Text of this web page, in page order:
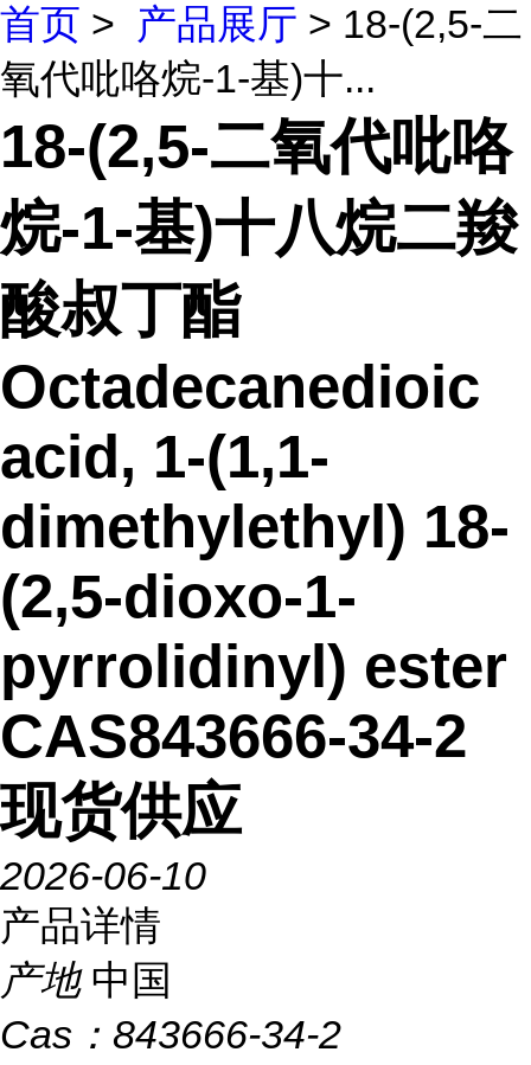
首页 > 产品展厅 > 18-(2,5-二
氧代吡咯烷-1-基)十...
18-(2,5-二氧代吡咯
烷-1-基)十八烷二羧
酸叔丁酯
Octadecanedioic
acid, 1-(1,1-
dimethylethyl) 18-
(2,5-dioxo-1-
pyrrolidinyl) ester
CAS843666-34-2
现货供应
2026-06-10
产品详情
产地 中国
Cas： 843666-34-2